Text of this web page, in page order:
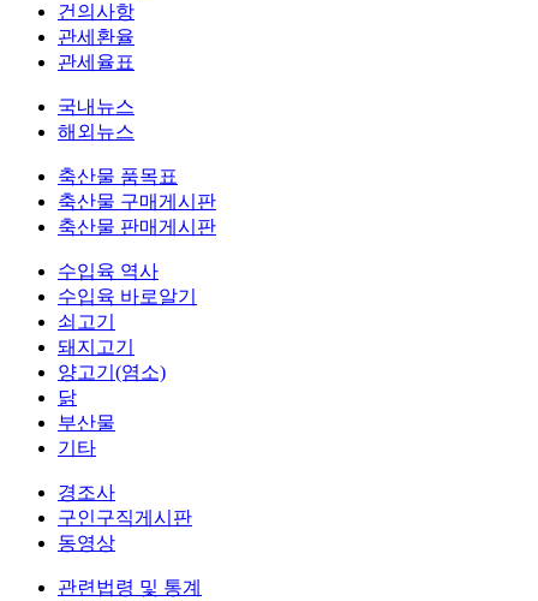
건의사항
관세환율
관세율표
국내뉴스
해외뉴스
축산물 품목표
축산물 구매게시판
축산물 판매게시판
수입육 역사
수입육 바로알기
쇠고기
돼지고기
양고기(염소)
닭
부산물
기타
경조사
구인구직게시판
동영상
관련법령 및 통계